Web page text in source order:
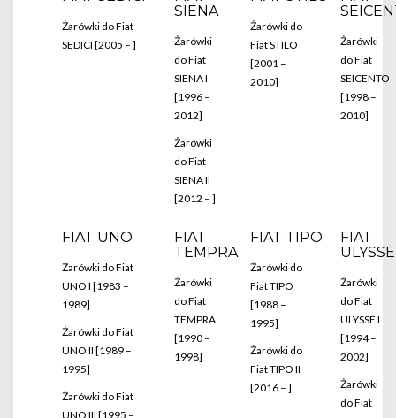
Żarówki do Fiat
SEDICI [2005 – ]
SIENA
Żarówki
do Fiat
SIENA I
[1996 –
2012]
Żarówki
do Fiat
SIENA II
[2012 – ]
Żarówki do
Fiat STILO
[2001 –
2010]
Żarówki
do Fiat
SEICENTO
[1998 –
2010]
FIAT UNO
Żarówki do Fiat
UNO I [1983 –
1989]
Żarówki do Fiat
UNO II [1989 –
1995]
Żarówki do Fiat
UNO III [1995 –
FIAT
TEMPRA
Żarówki
do Fiat
TEMPRA
[1990 –
1998]
FIAT TIPO
Żarówki do
Fiat TIPO
[1988 –
1995]
Żarówki do
Fiat TIPO II
[2016 – ]
FIAT
ULYSSE
Żarówki
do Fiat
ULYSSE I
[1994 –
2002]
Żarówki
do Fiat